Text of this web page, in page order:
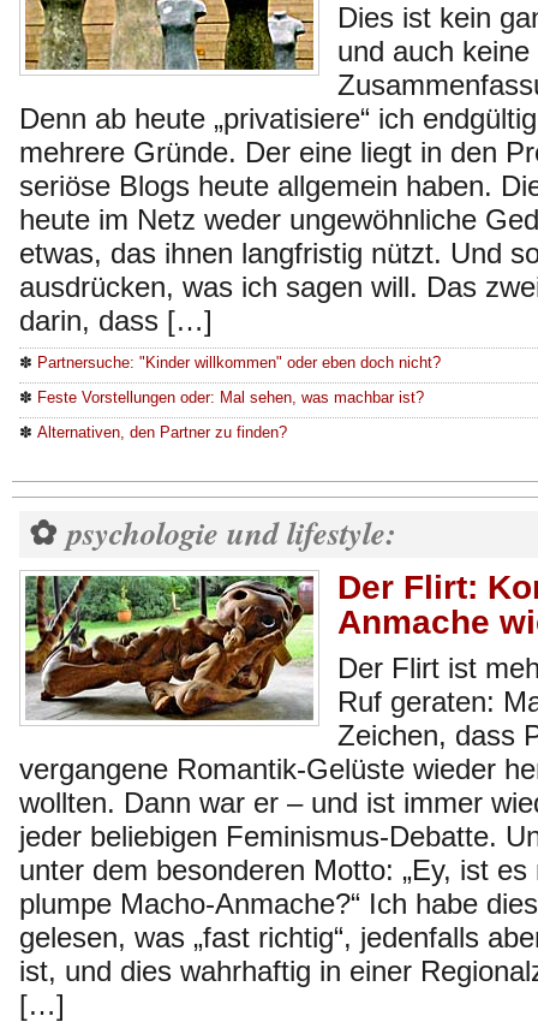
Dies ist kein
und auch
Denn ab heute „privatisiere“ ich
mehrere Gründe. Der eine liegt in den
seriöse Blogs heute allgemein haben.
heute im Netz weder ungewöhnliche
etwas, das ihnen langfristig nützt. Und
ausdrücken, was ich sagen will. Das
darin, dass […]
✽ Partnersuche: "Kinder willkommen" oder eben doch nicht?
✽ Feste Vorstellungen oder: Mal sehen, was machbar ist?
✽ Alternativen, den Partner zu finden?
✿ psychologie und lifestyle:
Der Flirt:
Anmache
Der Flirt ist
Ruf geraten:
Zeichen, dass
vergangene Romantik-Gelüste wieder
wollten. Dann war er – und ist immer
jeder beliebigen Feminismus-Debatte.
unter dem besonderen Motto: „Ey, ist
plumpe Macho-Anmache?“ Ich habe
gelesen, was „fast richtig“, jedenfalls
ist, und dies wahrhaftig in einer
[…]